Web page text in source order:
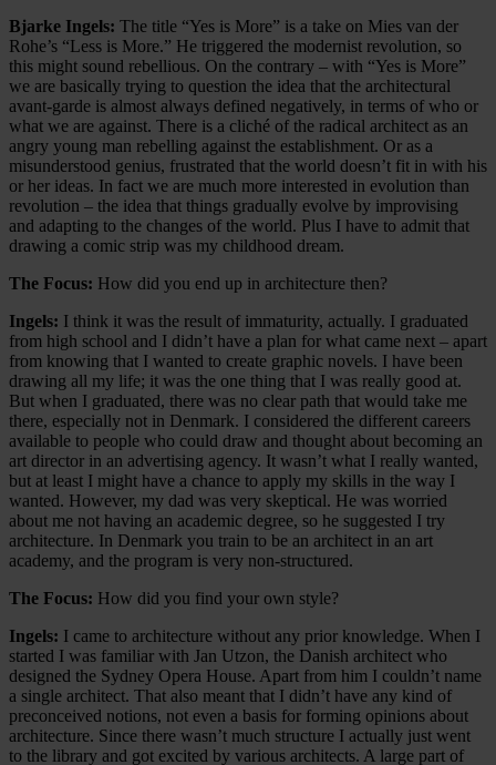
Bjarke Ingels: The title “Yes is More” is a take on Mies van der
Rohe’s “Less is More.” He triggered the modernist revolution, so
this might sound rebellious. On the contrary – with “Yes is More”
we are basically trying to question the idea that the architectural
avant-garde is almost always defined negatively, in terms of who or
what we are against. There is a cliché of the radical architect as an
angry young man rebelling against the establishment. Or as a
misunderstood genius, frustrated that the world doesn’t fit in with his
or her ideas. In fact we are much more interested in evolution than
revolution – the idea that things gradually evolve by improvising
and adapting to the changes of the world. Plus I have to admit that
drawing a comic strip was my childhood dream.
The Focus: How did you end up in architecture then?
Ingels: I think it was the result of immaturity, actually. I graduated
from high school and I didn’t have a plan for what came next – apart
from knowing that I wanted to create graphic novels. I have been
drawing all my life; it was the one thing that I was really good at.
But when I graduated, there was no clear path that would take me
there, especially not in Denmark. I considered the different careers
available to people who could draw and thought about becoming an
art director in an advertising agency. It wasn’t what I really wanted,
but at least I might have a chance to apply my skills in the way I
wanted. However, my dad was very skeptical. He was worried
about me not having an academic degree, so he suggested I try
architecture. In Denmark you train to be an architect in an art
academy, and the program is very non-structured.
The Focus: How did you find your own style?
Ingels: I came to architecture without any prior knowledge. When I
started I was familiar with Jan Utzon, the Danish architect who
designed the Sydney Opera House. Apart from him I couldn’t name
a single architect. That also meant that I didn’t have any kind of
preconceived notions, not even a basis for forming opinions about
architecture. Since there wasn’t much structure I actually just went
to the library and got excited by various architects. A large part of